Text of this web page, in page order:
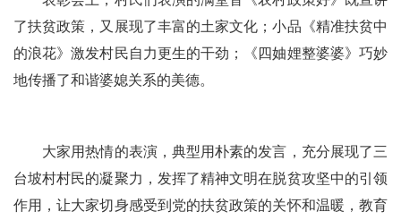
了扶贫政策，又展现了丰富的土家文化；小品《精准扶贫中
的浪花》激发村民自力更生的干劲；《四妯娌整婆婆》巧妙
地传播了和谐婆媳关系的美德。
大家用热情的表演，典型用朴素的发言，充分展现了三
台坡村村民的凝聚力，发挥了精神文明在脱贫攻坚中的引领
作用，让大家切身感受到党的扶贫政策的关怀和温暖，教育